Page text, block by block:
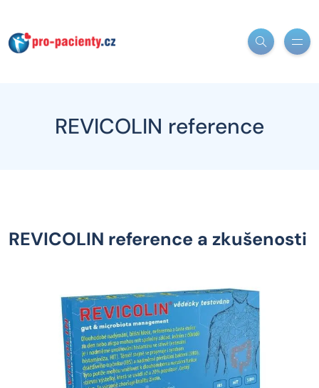
REVICOLIN reference
REVICOLIN reference a zkušenosti